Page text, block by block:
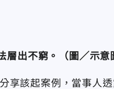
層出不窮。（圖／示意
享該起案例，當事人